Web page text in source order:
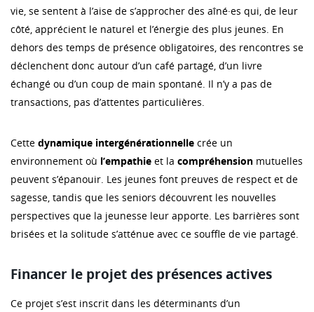
vie, se sentent à l’aise de s’approcher des aîné·es qui, de leur
côté, apprécient le naturel et l’énergie des plus jeunes. En
dehors des temps de présence obligatoires, des rencontres se
déclenchent donc autour d’un café partagé, d’un livre
échangé ou d’un coup de main spontané. Il n’y a pas de
transactions, pas d’attentes particulières.
Cette dynamique intergénérationnelle crée un
environnement où l’empathie et la compréhension mutuelles
peuvent s’épanouir. Les jeunes font preuves de respect et de
sagesse, tandis que les seniors découvrent les nouvelles
perspectives que la jeunesse leur apporte. Les barrières sont
brisées et la solitude s’atténue avec ce souffle de vie partagé.
Financer le projet des présences actives
Ce projet s’est inscrit dans les déterminants d’un